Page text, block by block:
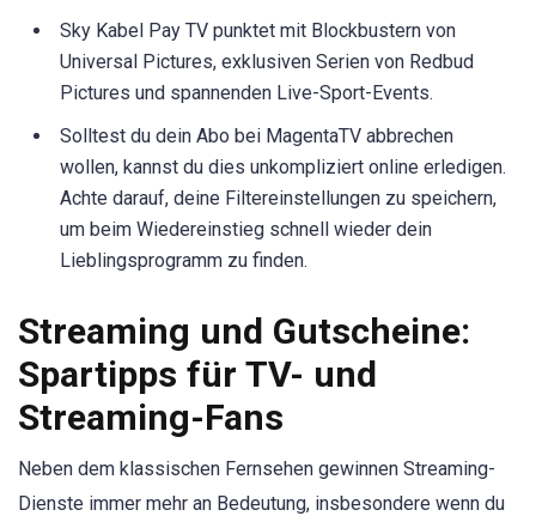
Sky Kabel Pay TV punktet mit Blockbustern von
Universal Pictures, exklusiven Serien von Redbud
Pictures und spannenden Live-Sport-Events.
Solltest du dein Abo bei MagentaTV abbrechen
wollen, kannst du dies unkompliziert online erledigen.
Achte darauf, deine Filtereinstellungen zu speichern,
um beim Wiedereinstieg schnell wieder dein
Lieblingsprogramm zu finden.
Streaming und Gutscheine:
Spartipps für TV- und
Streaming-Fans
Neben dem klassischen Fernsehen gewinnen Streaming-
Dienste immer mehr an Bedeutung, insbesondere wenn du